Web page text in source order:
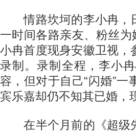
情路坎坷的李小冉，
一时间各路亲友、粉丝为
小冉首度现身安徽卫视，
录制。录制全程，李小
容，但对于自己“闪婚”
宾乐嘉却仍不知其已婚，
在半个月前的《超级